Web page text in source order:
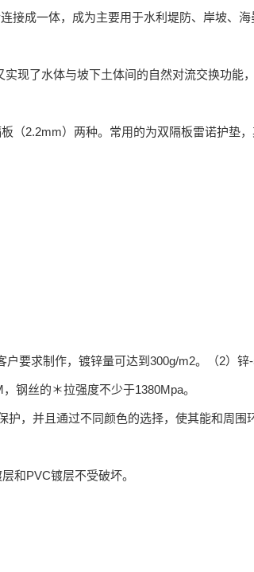
接成一体，成为主要用于水利堤防、岸坡、
现了水体与坡下土体间的自然对流交换功能
（2.2mm）两种。常用的为双隔板雷诺护垫
要求制作，镀锌量可达到300g/m2。（2）锌
钢丝的＊拉强度不少于1380Mpa。
护，并且通过不同颜色的选择，使其能和周围
和PVC镀层不受破坏。